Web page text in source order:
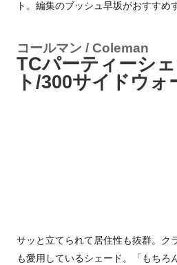
ト。編集のブッシュ早坂がおすすめ
コールマン / Coleman
TCパーティーシ
ト/300サイドウォ
サッと立てられて居住性も抜群。ク
も愛用しているシェード。「もちろ